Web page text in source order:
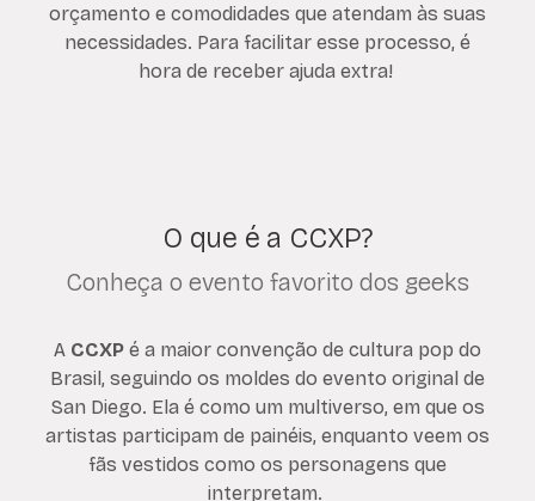
orçamento e comodidades que atendam às suas
necessidades. Para facilitar esse processo, é
hora de receber ajuda extra!
O que é a CCXP?
Conheça o evento favorito dos geeks
A CCXP é a maior convenção de cultura pop do
Brasil, seguindo os moldes do evento original de
San Diego. Ela é como um multiverso, em que os
artistas participam de painéis, enquanto veem os
fãs vestidos como os personagens que
interpretam.